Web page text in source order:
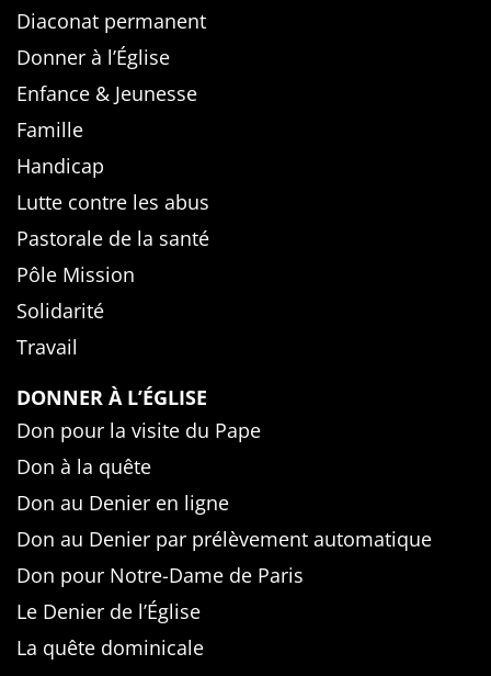
Diaconat permanent
Donner à l’Église
Enfance & Jeunesse
Famille
Handicap
Lutte contre les abus
Pastorale de la santé
Pôle Mission
Solidarité
Travail
DONNER À L’ÉGLISE
Don pour la visite du Pape
Don à la quête
Don au Denier en ligne
Don au Denier par prélèvement automatique
Don pour Notre-Dame de Paris
Le Denier de l’Église
La quête dominicale